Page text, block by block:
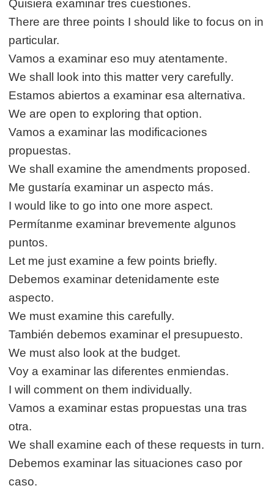
Quisiera examinar tres cuestiones.
There are three points I should like to focus on in
particular.
Vamos a examinar eso muy atentamente.
We shall look into this matter very carefully.
Estamos abiertos a examinar esa alternativa.
We are open to exploring that option.
Vamos a examinar las modificaciones
propuestas.
We shall examine the amendments proposed.
Me gustaría examinar un aspecto más.
I would like to go into one more aspect.
Permítanme examinar brevemente algunos
puntos.
Let me just examine a few points briefly.
Debemos examinar detenidamente este
aspecto.
We must examine this carefully.
También debemos examinar el presupuesto.
We must also look at the budget.
Voy a examinar las diferentes enmiendas.
I will comment on them individually.
Vamos a examinar estas propuestas una tras
otra.
We shall examine each of these requests in turn.
Debemos examinar las situaciones caso por
caso.